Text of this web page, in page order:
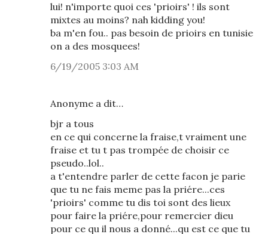
lui! n'importe quoi ces 'prioirs' ! ils sont
mixtes au moins? nah kidding you!
ba m'en fou.. pas besoin de prioirs en tunisie
on a des mosquees!
6/19/2005 3:03 AM
Anonyme a dit…
bjr a tous
en ce qui concerne la fraise,t vraiment une
fraise et tu t pas trompée de choisir ce
pseudo..lol..
a t'entendre parler de cette facon je parie
que tu ne fais meme pas la priére...ces
'prioirs' comme tu dis toi sont des lieux
pour faire la priére,pour remercier dieu
pour ce qu il nous a donné...qu est ce que tu